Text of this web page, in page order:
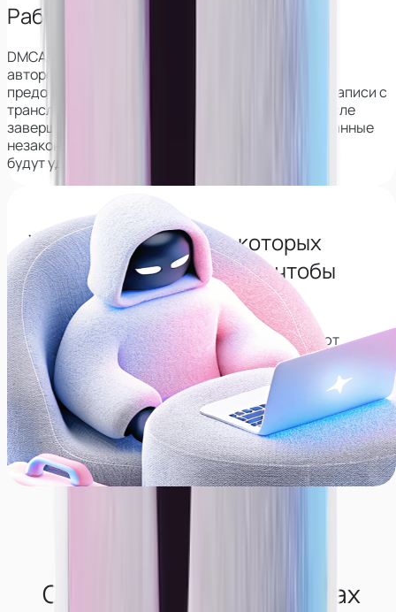
Работаем с DMCA
DMCA — это закон о защите
авторского права в интернете, который также
предотвращает распространение скриншотов и записи с
трансляций. Его применение гарантирует, что после
завершения работы все ваши фото и видео, сделанные
незаконно,
будут удалены из интернета навсегда.
Узнай все сервисы с которых
нужно будет удалиться, чтобы
сохранить анонимность
Собрали список сервисов, которые позволяют
находить соц. сети по лицу, рекомендуем
удалиться с них, даже если не планируете карьеру
модели.
Перейти в тг-канал
О наших моделях в цифрах